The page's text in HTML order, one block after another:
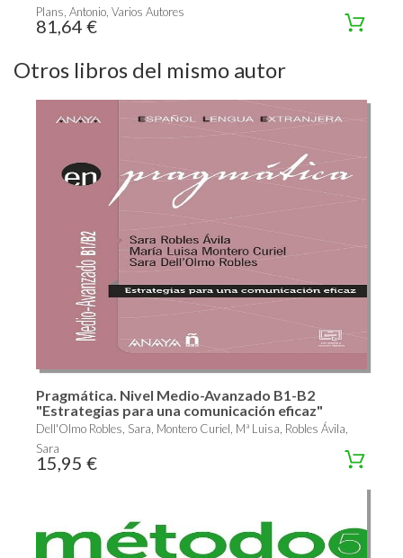
Plans, Antonio, Varios Autores
81,64 €
Otros libros del mismo autor
Pragmática. Nivel Medio-Avanzado B1-B2
"Estrategias para una comunicación eficaz"
Dell'Olmo Robles, Sara, Montero Curiel, Mª Luisa, Robles Ávila,
Sara
15,95 €